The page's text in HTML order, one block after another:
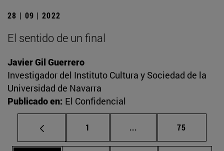
28 | 09 | 2022
El sentido de un final
Javier Gil Guerrero
Investigador del Instituto Cultura y Sociedad de la
Universidad de Navarra
Publicado en: El Confidencial
Página
1 ... Páginas intermedias
Página
75